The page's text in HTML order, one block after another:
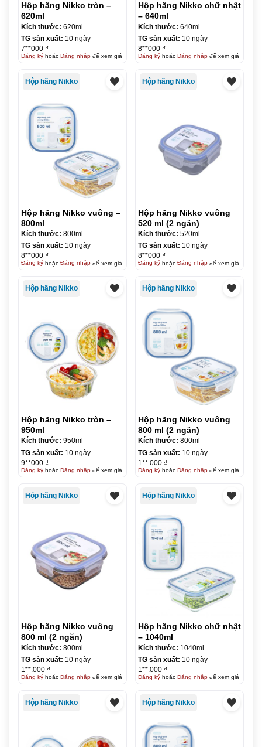
Hộp hãng Nikko tròn –
620ml
Kích thước: 620ml
TG sản xuất: 10 ngày
7**000 ₫
Đăng kýhoặc Đăng nhậpđể xem giá
Hộp hãng Nikko chữ nhật
– 640ml
Kích thước: 640ml
TG sản xuất: 10 ngày
8**000 ₫
Đăng kýhoặc Đăng nhậpđể xem giá
Hộp hãng Nikko
Hộp hãng Nikko vuông –
800ml
Kích thước: 800ml
TG sản xuất: 10 ngày
8**000 ₫
Đăng kýhoặc Đăng nhậpđể xem giá
Hộp hãng Nikko
Hộp hãng Nikko vuông
520 ml (2 ngăn)
Kích thước: 520ml
TG sản xuất: 10 ngày
8**000 ₫
Đăng kýhoặc Đăng nhậpđể xem giá
Hộp hãng Nikko
Hộp hãng Nikko tròn –
950ml
Kích thước: 950ml
TG sản xuất: 10 ngày
9**000 ₫
Đăng kýhoặc Đăng nhậpđể xem giá
Hộp hãng Nikko
Hộp hãng Nikko vuông
800 ml (2 ngăn)
Kích thước: 800ml
TG sản xuất: 10 ngày
1**.000 ₫
Đăng kýhoặc Đăng nhậpđể xem giá
Hộp hãng Nikko
Hộp hãng Nikko vuông
800 ml (2 ngăn)
Kích thước: 800ml
TG sản xuất: 10 ngày
1**.000 ₫
Đăng kýhoặc Đăng nhậpđể xem giá
Hộp hãng Nikko
Hộp hãng Nikko chữ nhật
– 1040ml
Kích thước: 1040ml
TG sản xuất: 10 ngày
1**.000 ₫
Đăng kýhoặc Đăng nhậpđể xem giá
Hộp hãng Nikko Hộp hãng Nikko